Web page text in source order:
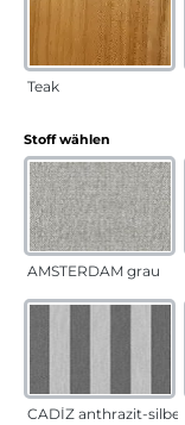
Teak
Stoff wählen
AMSTERDAM grau
CADÍZ anthrazit-silber